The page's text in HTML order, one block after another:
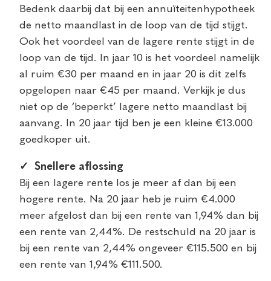
Bedenk daarbij dat bij een annuïteitenhypotheek
de netto maandlast in de loop van de tijd stijgt.
Ook het voordeel van de lagere rente stijgt in de
loop van de tijd. In jaar 10 is het voordeel namelijk
al ruim €30 per maand en in jaar 20 is dit zelfs
opgelopen naar €45 per maand. Verkijk je dus
niet op de ‘beperkt’ lagere netto maandlast bij
aanvang. In 20 jaar tijd ben je een kleine €13.000
goedkoper uit.
✓ Snellere aflossing
Bij een lagere rente los je meer af dan bij een
hogere rente. Na 20 jaar heb je ruim €4.000
meer afgelost dan bij een rente van 1,94% dan bij
een rente van 2,44%. De restschuld na 20 jaar is
bij een rente van 2,44% ongeveer €115.500 en bij
een rente van 1,94% €111.500.